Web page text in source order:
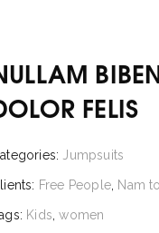
FELIS
Jumpsuits
Free People Nam
Kids ,women